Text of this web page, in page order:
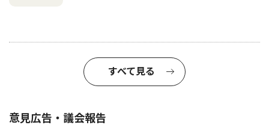
すべて見る
意見広告・議会報告